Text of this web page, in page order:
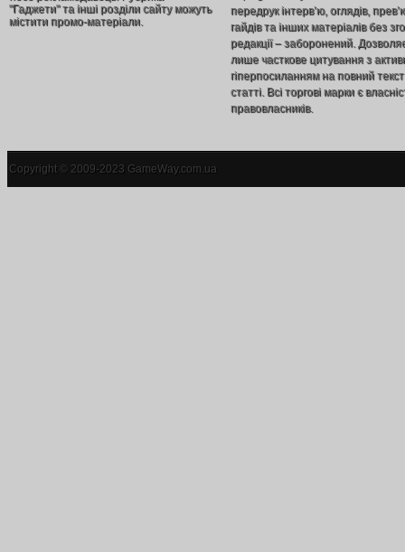
"Гаджети" та інші розділи сайту можуть
містити промо-матеріали.
передрук інтерв’ю, оглядів,
гайдів та інших матеріалів без
редакції – заборонений.
лише часткове цитування з
гіперпосиланням на повний текст
статті. Всі торгові марки є
правовласників.
Copyright © 2009-2023 GameWay.com.ua